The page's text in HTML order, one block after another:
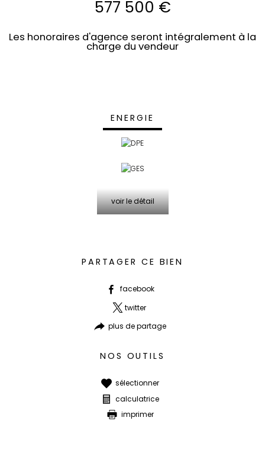
577 500 €
Les honoraires d'agence seront intégralement à la
charge du vendeur
ENERGIE
voir le détail
PARTAGER CE BIEN
facebook
twitter
plus de partage
NOS OUTILS
sélectionner
calculatrice
imprimer